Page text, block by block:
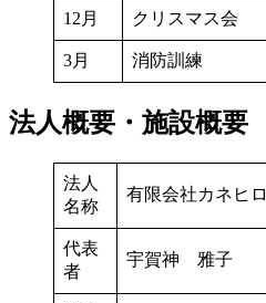
12月 クリスマス会
3月 消防訓練
法人概要・施設概要
法人
名称
有限会社カネヒロ
代表
者
宇賀神 雅子